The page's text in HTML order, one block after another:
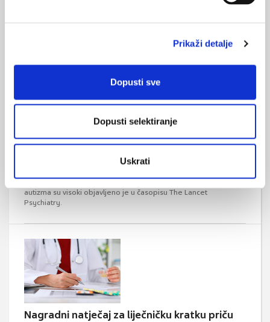
Prikaži detalje
Dopusti sve
Dopusti selektiranje
Uskrati
Globalna prevalencija poremećaja iz spektra
Globalna prevalencija i zdravstveni teret poremećaja iz spektra
autizma su visoki objavljeno je u časopisu The Lancet
Psychiatry.
Nagradni natječaj za liječničku kratku priču